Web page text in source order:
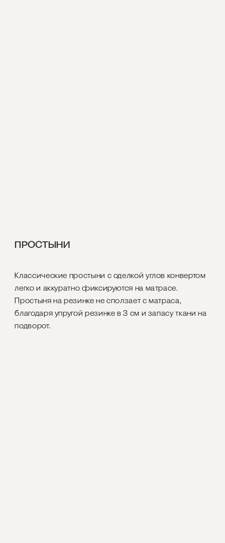
ПРОСТЫНИ
Классические простыни с оделкой углов конвертом
легко и аккуратно фиксируются на матрасе.
Простыня на резинке не сползает с матраса,
благодаря упругой резинке в 3 см и запасу ткани на
подворот.